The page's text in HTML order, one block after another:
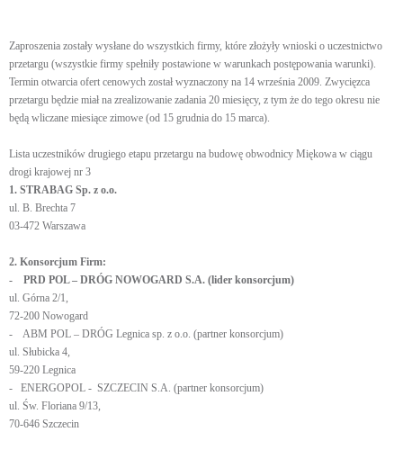
Zaproszenia zostały wysłane do wszystkich firmy, które złożyły wnioski o uczestnictwo
przetargu (wszystkie firmy spełniły postawione w warunkach postępowania warunki).
Termin otwarcia ofert cenowych został wyznaczony na 14 września 2009. Zwycięzca
przetargu będzie miał na zrealizowanie zadania 20 miesięcy, z tym że do tego okresu nie
będą wliczane miesiące zimowe (od 15 grudnia do 15 marca).
Lista uczestników drugiego etapu przetargu na budowę obwodnicy Miękowa w ciągu
drogi krajowej nr 3
1. STRABAG Sp. z o.o.
ul. B. Brechta 7
03-472 Warszawa
2. Konsorcjum Firm:
- PRD POL – DRÓG NOWOGARD S.A. (lider konsorcjum)
ul. Górna 2/1,
72-200 Nowogard
- ABM POL – DRÓG Legnica sp. z o.o. (partner konsorcjum)
ul. Słubicka 4,
59-220 Legnica
- ENERGOPOL - SZCZECIN S.A. (partner konsorcjum)
ul. Św. Floriana 9/13,
70-646 Szczecin